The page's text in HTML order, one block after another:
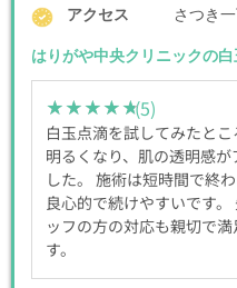
アクセス
さつき
はりがや中央クリニックの白
★★★★★
★★★★★(5)
白玉点滴を試してみたと
明るくなり、肌の透明感が
した。 施術は短時間で終
良心的で続けやすいです。
ッフの方の対応も親切で満
す。